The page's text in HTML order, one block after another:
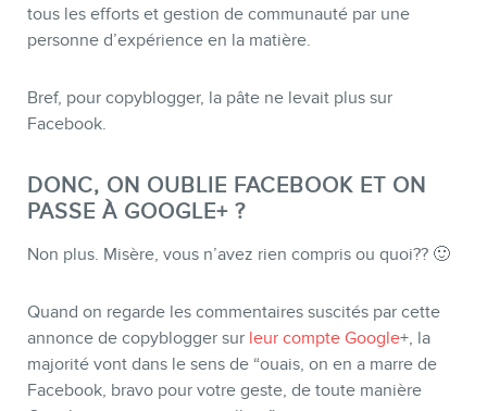
tous les efforts et gestion de communauté par une
personne d’expérience en la matière.
Bref, pour copyblogger, la pâte ne levait plus sur
Facebook.
DONC, ON OUBLIE FACEBOOK ET ON
PASSE À GOOGLE+ ?
Non plus. Misère, vous n’avez rien compris ou quoi?? 🙂
Quand on regarde les commentaires suscités par cette
annonce de copyblogger sur leur compte Google+, la
majorité vont dans le sens de “ouais, on en a marre de
Facebook, bravo pour votre geste, de toute manière